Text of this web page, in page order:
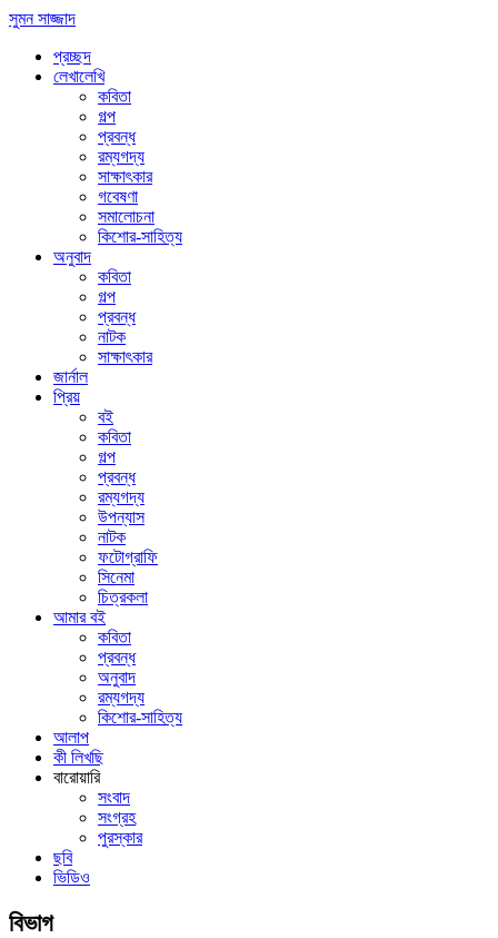
সুমন সাজ্জাদ
প্রচ্ছদ
লেখালেখি
কবিতা
গল্প
প্রবন্ধ
রম্যগদ্য
সাক্ষাৎকার
গবেষণা
সমালোচনা
কিশোর-সাহিত্য
অনুবাদ
কবিতা
গল্প
প্রবন্ধ
নাটক
সাক্ষাৎকার
জার্নাল
প্রিয়
বই
কবিতা
গল্প
প্রবন্ধ
রম্যগদ্য
উপন্যাস
নাটক
ফটোগ্রাফি
সিনেমা
চিত্রকলা
আমার বই
কবিতা
প্রবন্ধ
অনুবাদ
রম্যগদ্য
কিশোর-সাহিত্য
আলাপ
কী লিখছি
বারোয়ারি
সংবাদ
সংগ্রহ
পুরস্কার
ছবি
ভিডিও
বিভাগ